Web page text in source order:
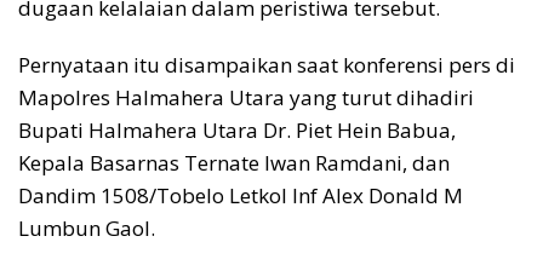
dugaan kelalaian dalam peristiwa tersebut.
Pernyataan itu disampaikan saat konferensi pers di
Mapolres Halmahera Utara yang turut dihadiri
Bupati Halmahera Utara Dr. Piet Hein Babua,
Kepala Basarnas Ternate Iwan Ramdani, dan
Dandim 1508/Tobelo Letkol Inf Alex Donald M
Lumbun Gaol.